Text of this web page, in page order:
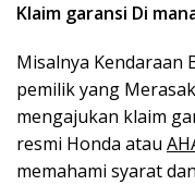
Klaim garansi Di
Misalnya Kendaraan
pemilik yang
mengajukan klaim
resmi Honda atau
memahami syarat